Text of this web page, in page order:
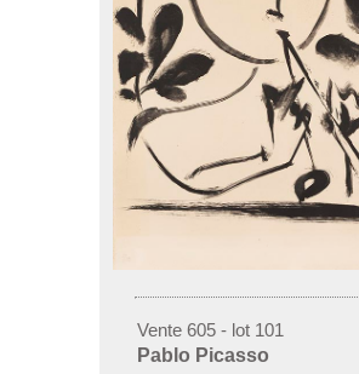
Vente 605 - lot 101
Pablo Picasso